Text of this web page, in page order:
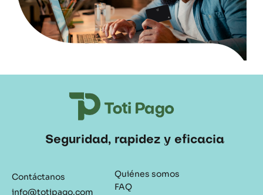
Seguridad, rapidez y eficacia
Contáctanos
info@totipago.com
Quiénes somos
FAQ